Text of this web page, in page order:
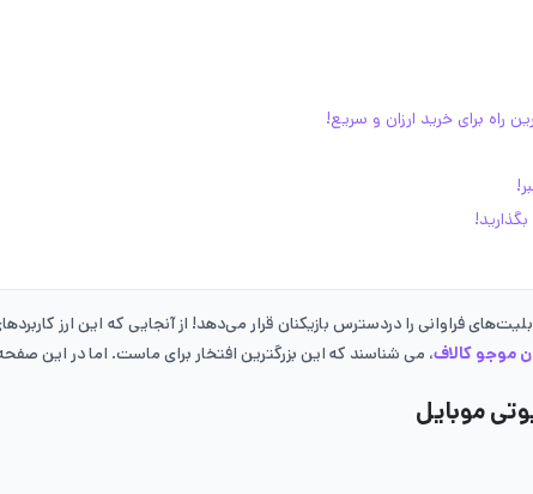
برای خرید ارزان و سریع!
فراوانی را دردسترس بازیکنان قرار می‌دهد! از آنجایی که این ارز
موجو کالاف، می شناسند که این بزرگترین افتخار برای ماست. اما در این
موبایل